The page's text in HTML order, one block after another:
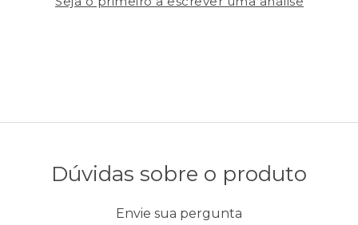
Dúvidas sobre o produto
Envie sua pergunta